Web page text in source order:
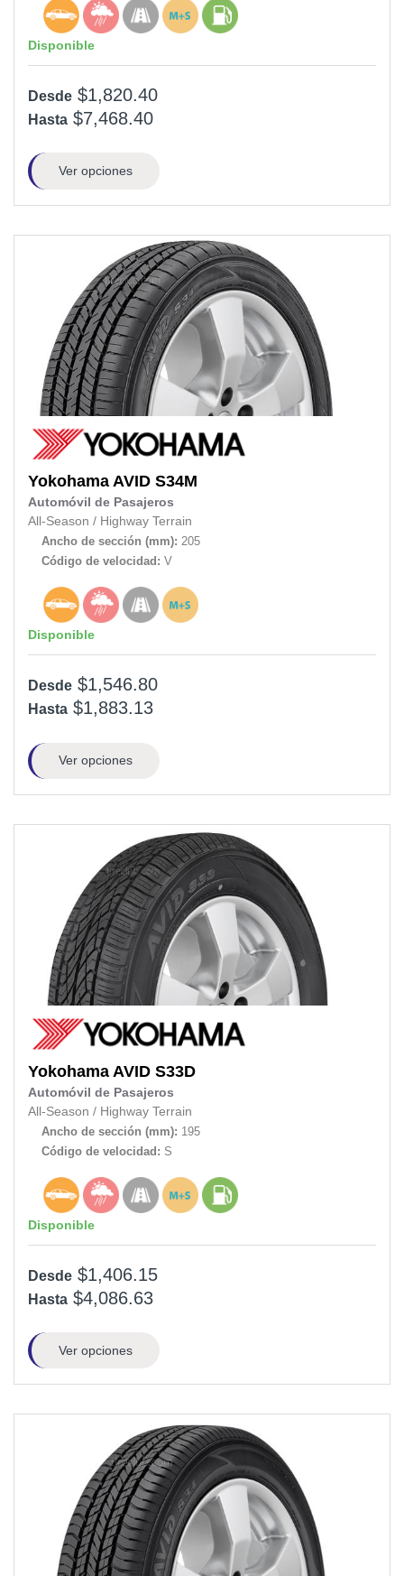
Disponible
Desde $1,820.40
Hasta $7,468.40
Ver opciones
Yokohama AVID S34M
Automóvil de Pasajeros
All-Season / Highway Terrain
Ancho de sección (mm): 205
Código de velocidad: V
Disponible
Desde $1,546.80
Hasta $1,883.13
Ver opciones
Yokohama AVID S33D
Automóvil de Pasajeros
All-Season / Highway Terrain
Ancho de sección (mm): 195
Código de velocidad: S
Disponible
Desde $1,406.15
Hasta $4,086.63
Ver opciones